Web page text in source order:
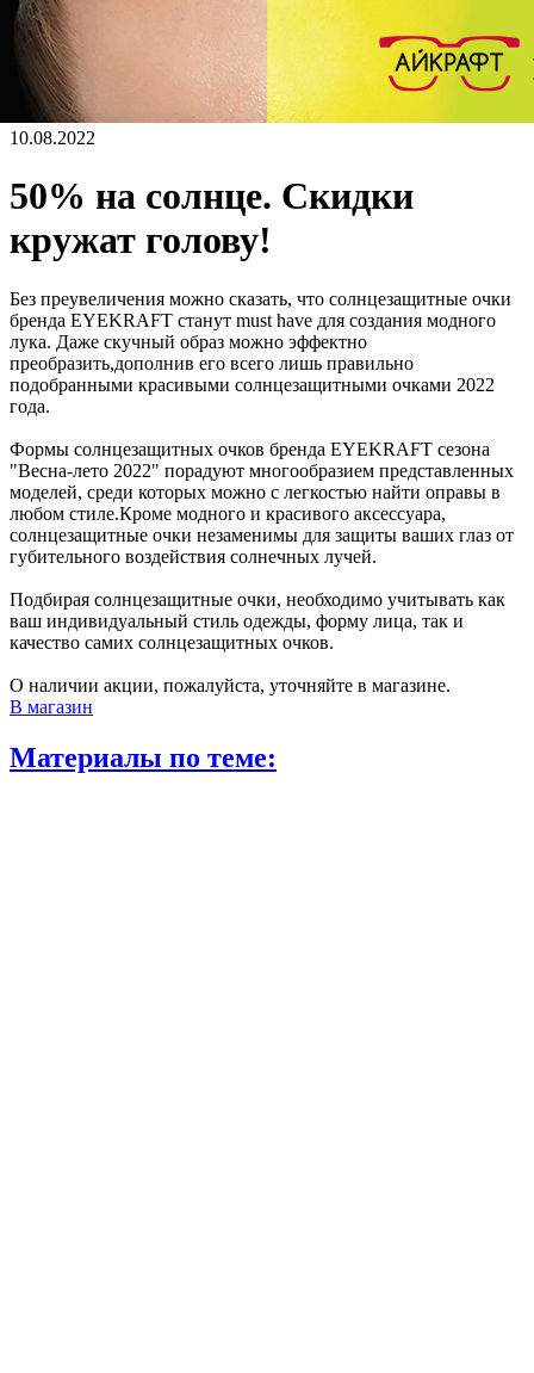
10.08.2022
50% на солнце. Скидки
кружат голову!
Без преувеличения можно сказать, что солнцезащитные очки
бренда EYEKRAFT станут must have для создания модного
лука. Даже скучный образ можно эффектно
преобразить,дополнив его всего лишь правильно
подобранными красивыми солнцезащитными очками 2022
года.
Формы солнцезащитных очков бренда EYEKRAFT сезона
"Весна-лето 2022" порадуют многообразием представленных
моделей, среди которых можно с легкостью найти оправы в
любом стиле.Кроме модного и красивого аксессуара,
солнцезащитные очки незаменимы для защиты ваших глаз от
губительного воздействия солнечных лучей.
Подбирая солнцезащитные очки, необходимо учитывать как
ваш индивидуальный стиль одежды, форму лица, так и
качество самих солнцезащитных очков.
О наличии акции, пожалуйста, уточняйте в магазине.
В магазин
Материалы по теме: